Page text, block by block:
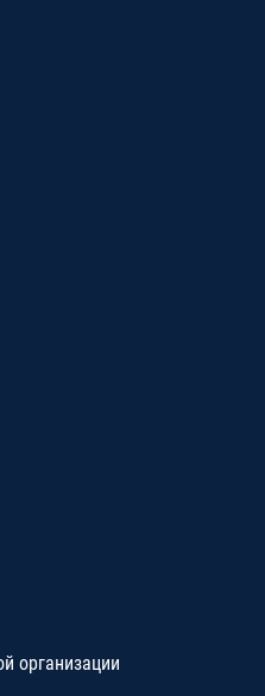
организации